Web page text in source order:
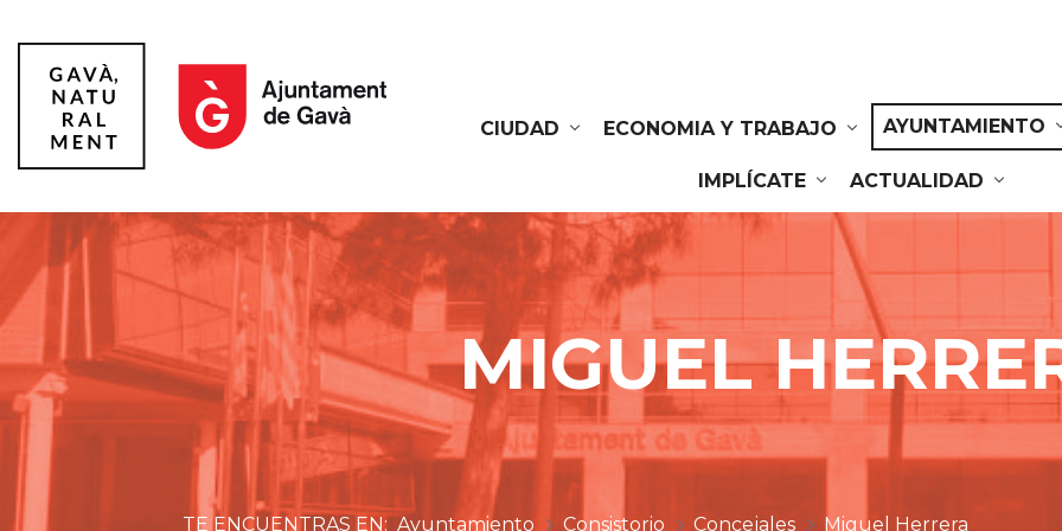
CIUDAD
ECONOMIA Y TRABAJO AYUNTAMIENTO
IMPLÍCATE ACTUALIDAD
MIGUEL
Ayuntamiento Consistorio Concejales Miguel Herrera